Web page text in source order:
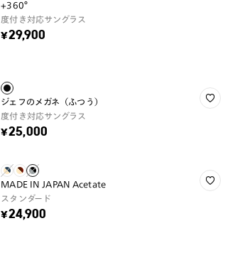
+360°
度付き対応サングラス
¥29,900
ジェフのメガネ（ふつう）
度付き対応サングラス
¥25,000
MADE IN JAPAN Acetate
スタンダード
¥24,900